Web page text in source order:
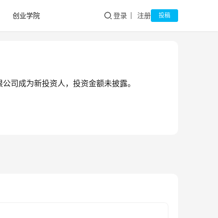
创业学院 登录 注册 投稿
司成为新投资人，投资金额未披露。